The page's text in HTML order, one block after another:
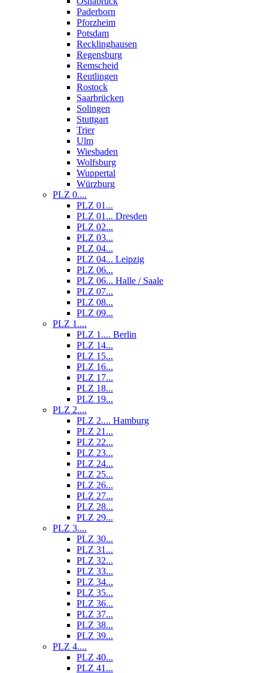
Paderborn
Pforzheim
Potsdam
Recklinghausen
Regensburg
Remscheid
Reutlingen
Rostock
Saarbrücken
Solingen
Stuttgart
Trier
Ulm
Wiesbaden
Wolfsburg
Wuppertal
Würzburg
PLZ 0....
PLZ 01...
PLZ 01... Dresden
PLZ 02...
PLZ 03...
PLZ 04...
PLZ 04... Leipzig
PLZ 06...
PLZ 06... Halle / Saale
PLZ 07...
PLZ 08...
PLZ 09...
PLZ 1....
PLZ 1.... Berlin
PLZ 14...
PLZ 15...
PLZ 16...
PLZ 17...
PLZ 18...
PLZ 19...
PLZ 2....
PLZ 2.... Hamburg
PLZ 21...
PLZ 22...
PLZ 23...
PLZ 24...
PLZ 25...
PLZ 26...
PLZ 27...
PLZ 28...
PLZ 29...
PLZ 3....
PLZ 30...
PLZ 31...
PLZ 32...
PLZ 33...
PLZ 34...
PLZ 35...
PLZ 36...
PLZ 37...
PLZ 38...
PLZ 39...
PLZ 4....
PLZ 40...
PLZ 41...